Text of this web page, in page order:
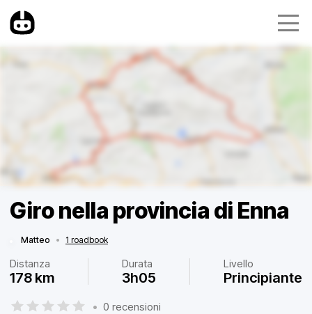
Giro nella provincia di Enna
Matteo • 1 roadbook
Distanza
178 km
Durata
3h05
Livello
Principiante
• 0 recensioni